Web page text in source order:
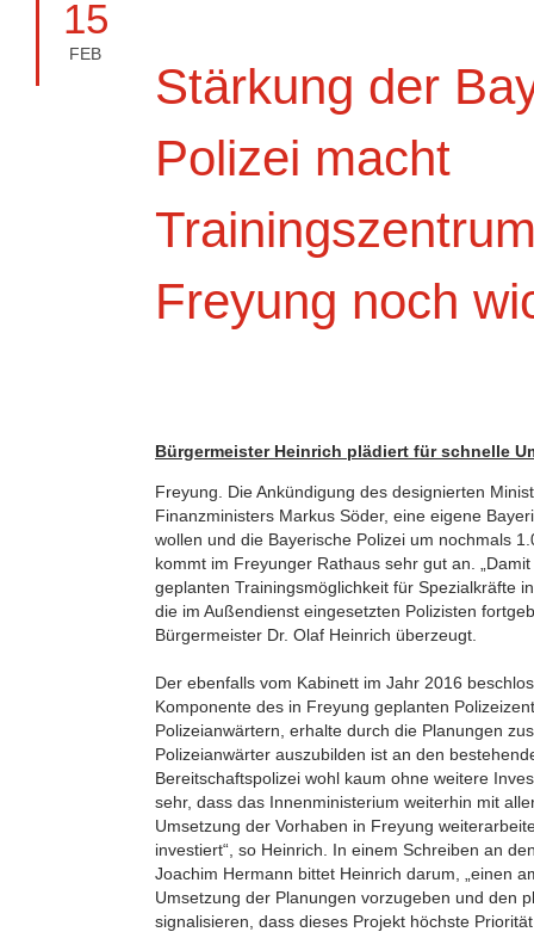
15
FEB
Stärkung der
Polizei macht
Freyung noch
Bürgermeister Heinrich plädiert für schnelle
Freyung. Die Ankündigung des designierten
Finanzministers Markus Söder, eine eigene
wollen und die Bayerische Polizei um nochmals
kommt im Freyunger Rathaus sehr gut an.
geplanten Trainingsmöglichkeit für Spezialkräfte
die im Außendienst eingesetzten Polizisten
Bürgermeister Dr. Olaf Heinrich überzeugt.
Der ebenfalls vom Kabinett im Jahr 2016
Komponente des in Freyung geplanten
Polizeianwärtern, erhalte durch die Planungen
Polizeianwärter auszubilden ist an den
Bereitschaftspolizei wohl kaum ohne weitere
sehr, dass das Innenministerium weiterhin mit
Umsetzung der Vorhaben in Freyung
investiert“, so Heinrich. In einem Schreiben an
Joachim Hermann bittet Heinrich darum, „einen
Umsetzung der Planungen vorzugeben und den
signalisieren, dass dieses Projekt höchste